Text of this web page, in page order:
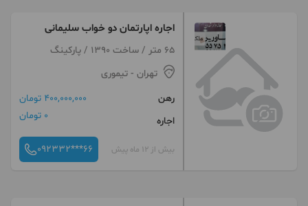
اجاره اپارتمان دو خواب سلیمانی
65 متر / ساخت 1390 / پارکینگ
تهران - تیموری
رهن
400,000,000 تومان
اجاره
0 تومان
بیش از 12 ماه پیش 092332***66